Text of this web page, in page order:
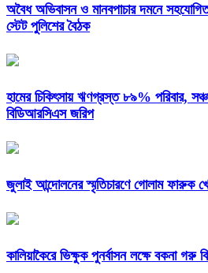
অবৈধ অভিবাসন ও মানবপাচার দমনে
স্টেট পুলিশের বৈঠক
হামের চিকিৎসায় ঋণগ্রস্ত ৮৯% পরিবার,
বিডিআরসিএস জরিপ
জুলাই আন্দোলনের স্মৃতিচারণে গোলাম ফারুক
কালিয়াকৈরে ভিক্ষুক পুনর্বাসন লক্ষে বকনা গরু